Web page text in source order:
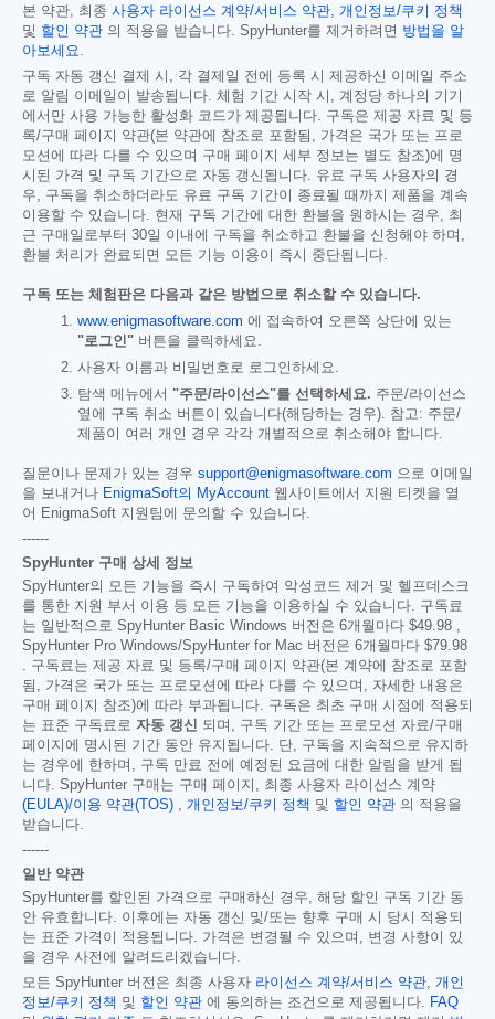
본 약관, 최종 사용자 라이선스 계약/서비스 약관
개인정보/쿠키 정책
및 할인 약관 의 적용을 받습니다. SpyHunter를 제거하려면 방법을 알
아보세요
구독 자동 갱신 결제 시, 각 결제일 전에 등록 시 제공하신 이메일 주소
로 알림 이메일이 발송됩니다. 체험 기간 시작 시, 계정당 하나의 기기
에서만 사용 가능한 활성화 코드가 제공됩니다. 구독은 제공 자료 및 등
록/구매 페이지 약관(본 약관에 참조로 포함됨, 가격은 국가 또는 프로
모션에 따라 다를 수 있으며 구매 페이지 세부 정보는 별도 참조)에 명
시된 가격 및 구독 기간으로 자동 갱신됩니다. 유료 구독 사용자의 경
우, 구독을 취소하더라도 유료 구독 기간이 종료될 때까지 제품을 계속
이용할 수 있습니다. 현재 구독 기간에 대한 환불을 원하시는 경우, 최
근 구매일로부터 30일 이내에 구독을 취소하고 환불을 신청해야 하며,
환불 처리가 완료되면 모든 기능 이용이 즉시 중단됩니다.
구독 또는 체험판은 다음과 같은 방법으로 취소할 수 있습니다.
www.enigmasoftware.com 에 접속하여 오른쪽 상단에 있는
"로그인" 버튼을 클릭하세요.
사용자 이름과 비밀번호로 로그인하세요.
탐색 메뉴에서 "주문/라이선스"를 선택하세요. 주문/라이선스
옆에 구독 취소 버튼이 있습니다(해당하는 경우). 참고: 주문/
제품이 여러 개인 경우 각각 개별적으로 취소해야 합니다.
질문이나 문제가 있는 경우 support@enigmasoftware.com 으로 이메일
을 보내거나 EnigmaSoft의 MyAccount 웹사이트에서 지원 티켓을 열
어 EnigmaSoft 지원팀에 문의할 수 있습니다.
------
SpyHunter 구매 상세 정보
SpyHunter의 모든 기능을 즉시 구독하여 악성코드 제거 및 헬프데스크
를 통한 지원 부서 이용 등 모든 기능을 이용하실 수 있습니다. 구독료
는 일반적으로 SpyHunter Basic Windows 버전은 6개월마다 $49.98 ,
SpyHunter Pro Windows/SpyHunter for Mac 버전은 6개월마다 $79.98
. 구독료는 제공 자료 및 등록/구매 페이지 약관(본 계약에 참조로 포함
됨, 가격은 국가 또는 프로모션에 따라 다를 수 있으며, 자세한 내용은
구매 페이지 참조)에 따라 부과됩니다. 구독은 최초 구매 시점에 적용되
는 표준 구독료로 자동 갱신 되며, 구독 기간 또는 프로모션 자료/구매
페이지에 명시된 기간 동안 유지됩니다. 단, 구독을 지속적으로 유지하
는 경우에 한하며, 구독 만료 전에 예정된 요금에 대한 알림을 받게 됩
니다. SpyHunter 구매는 구매 페이지, 최종 사용자 라이선스 계약
(EULA)/이용 약관(TOS) , 개인정보/쿠키 정책 및 할인 약관 의 적용을
받습니다.
------
일반 약관
SpyHunter를 할인된 가격으로 구매하신 경우, 해당 할인 구독 기간 동
안 유효합니다. 이후에는 자동 갱신 및/또는 향후 구매 시 당시 적용되
는 표준 가격이 적용됩니다. 가격은 변경될 수 있으며, 변경 사항이 있
을 경우 사전에 알려드리겠습니다.
모든 SpyHunter 버전은 최종 사용자 라이선스 계약/서비스 약관, 개인
정보/쿠키 정책 및 할인 약관 에 동의하는 조건으로 제공됩니다. FAQ